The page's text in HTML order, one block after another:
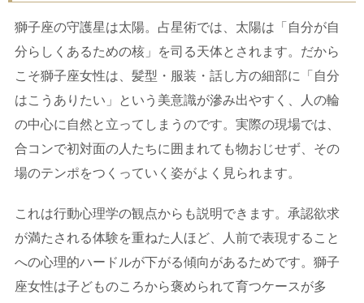
獅子座の守護星は太陽。占星術では、太陽は「自分が自
分らしくあるための核」を司る天体とされます。だから
こそ獅子座女性は、髪型・服装・話し方の細部に「自分
はこうありたい」という美意識が滲み出やすく、人の輪
の中心に自然と立ってしまうのです。実際の現場では、
合コンで初対面の人たちに囲まれても物おじせず、その
場のテンポをつくっていく姿がよく見られます。
これは行動心理学の観点からも説明できます。承認欲求
が満たされる体験を重ねた人ほど、人前で表現すること
への心理的ハードルが下がる傾向があるためです。獅子
座女性は子どものころから褒められて育つケースが多